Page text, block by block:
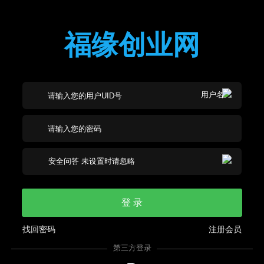
福缘创业网
登 录
注册会员
找回密码
第三方登录